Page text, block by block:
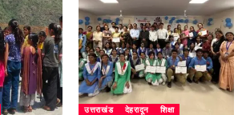
उत्तराखंड देहरादून शिक्षा